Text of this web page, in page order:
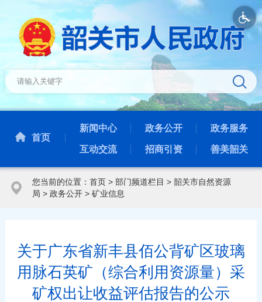
首页
新闻中心 政务公开 政务服务
互动交流 招商引资 善美韶关
您当前的位置： 首页> 部门频道栏目 > 韶关市自然资源
局 > 政务公开> 矿业信息
关于广东省新丰县佰公背矿区玻璃
用脉石英矿（综合利用资源量）采
矿权出让收益评估报告的公示